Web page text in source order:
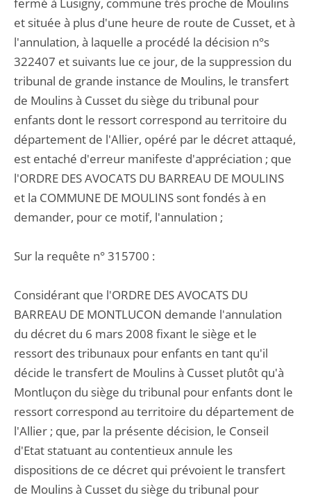
et située à plus d'une heure de route de Cusset, et à
l'annulation, à laquelle a procédé la décision n°s
322407 et suivants lue ce jour, de la suppression du
tribunal de grande instance de Moulins, le transfert
de Moulins à Cusset du siège du tribunal pour
enfants dont le ressort correspond au territoire du
département de l'Allier, opéré par le décret attaqué,
est entaché d'erreur manifeste d'appréciation ; que
l'ORDRE DES AVOCATS DU BARREAU DE MOULINS
et la COMMUNE DE MOULINS sont fondés à en
demander, pour ce motif, l'annulation ;
Sur la requête n° 315700 :
Considérant que l'ORDRE DES AVOCATS DU
BARREAU DE MONTLUCON demande l'annulation
du décret du 6 mars 2008 fixant le siège et le
ressort des tribunaux pour enfants en tant qu'il
décide le transfert de Moulins à Cusset plutôt qu'à
Montluçon du siège du tribunal pour enfants dont le
ressort correspond au territoire du département de
l'Allier ; que, par la présente décision, le Conseil
d'Etat statuant au contentieux annule les
dispositions de ce décret qui prévoient le transfert
de Moulins à Cusset du siège du tribunal pour